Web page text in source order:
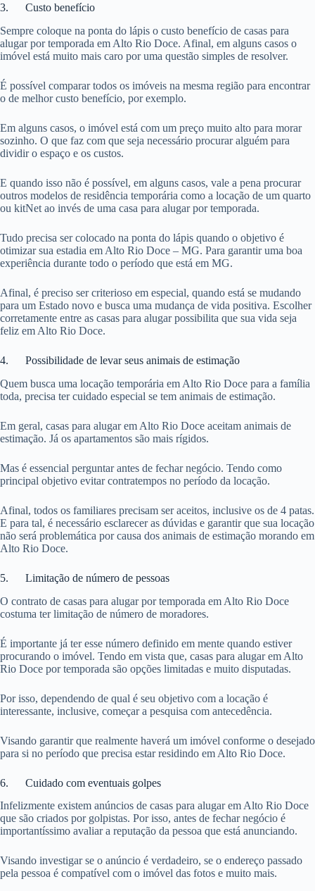
3. Custo benefício
Sempre coloque na ponta do lápis o custo benefício de casas para
alugar por temporada em Alto Rio Doce. Afinal, em alguns casos o
imóvel está muito mais caro por uma questão simples de resolver.
É possível comparar todos os imóveis na mesma região para encontrar
o de melhor custo benefício, por exemplo.
Em alguns casos, o imóvel está com um preço muito alto para morar
sozinho. O que faz com que seja necessário procurar alguém para
dividir o espaço e os custos.
E quando isso não é possível, em alguns casos, vale a pena procurar
outros modelos de residência temporária como a locação de um quarto
ou kitNet ao invés de uma casa para alugar por temporada.
Tudo precisa ser colocado na ponta do lápis quando o objetivo é
otimizar sua estadia em Alto Rio Doce – MG. Para garantir uma boa
experiência durante todo o período que está em MG.
Afinal, é preciso ser criterioso em especial, quando está se mudando
para um Estado novo e busca uma mudança de vida positiva. Escolher
corretamente entre as casas para alugar possibilita que sua vida seja
feliz em Alto Rio Doce.
4. Possibilidade de levar seus animais de estimação
Quem busca uma locação temporária em Alto Rio Doce para a família
toda, precisa ter cuidado especial se tem animais de estimação.
Em geral, casas para alugar em Alto Rio Doce aceitam animais de
estimação. Já os apartamentos são mais rígidos.
Mas é essencial perguntar antes de fechar negócio. Tendo como
principal objetivo evitar contratempos no período da locação.
Afinal, todos os familiares precisam ser aceitos, inclusive os de 4 patas.
E para tal, é necessário esclarecer as dúvidas e garantir que sua locação
não será problemática por causa dos animais de estimação morando em
Alto Rio Doce.
5. Limitação de número de pessoas
O contrato de casas para alugar por temporada em Alto Rio Doce
costuma ter limitação de número de moradores.
É importante já ter esse número definido em mente quando estiver
procurando o imóvel. Tendo em vista que, casas para alugar em Alto
Rio Doce por temporada são opções limitadas e muito disputadas.
Por isso, dependendo de qual é seu objetivo com a locação é
interessante, inclusive, começar a pesquisa com antecedência.
Visando garantir que realmente haverá um imóvel conforme o desejado
para si no período que precisa estar residindo em Alto Rio Doce.
6. Cuidado com eventuais golpes
Infelizmente existem anúncios de casas para alugar em Alto Rio Doce
que são criados por golpistas. Por isso, antes de fechar negócio é
importantíssimo avaliar a reputação da pessoa que está anunciando.
Visando investigar se o anúncio é verdadeiro, se o endereço passado
pela pessoa é compatível com o imóvel das fotos e muito mais.